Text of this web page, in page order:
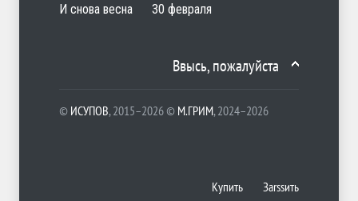
И снова весна
30 февраля
Ввысь, пожалуйста
© ИСУПОВ, 2015–2026 © М.ГРИМ, 2024–2026
Купить Заrssить